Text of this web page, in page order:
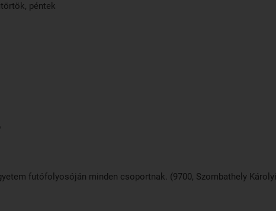
péntek
futófolyosóján minden csoportnak. (9700, Szombathely Károlyi